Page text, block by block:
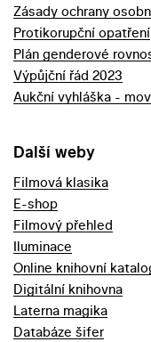
Zásady ochrany
Protikorupční opatření
Plán genderové
Výpůjční řád 2023
Aukční vyhláška -
Další weby
Filmová klasika
E-shop
Filmový přehled
Iluminace
Online knihovní
Digitální knihovna
Laterna magika
Databáze šifer